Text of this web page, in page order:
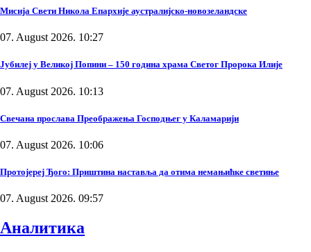
Мисија Свети Никола Епархије аустралијско-новозеландске
07. August 2026. 10:27
Јубилеј у Великој Попини – 150 година храма Светог Пророка Илије
07. August 2026. 10:13
Свечана прослава Преображења Господњег у Каламарији
07. August 2026. 10:06
Протојереј Ђого: Приштина наставља да отима немањићке светиње
07. August 2026. 09:57
Аналитика